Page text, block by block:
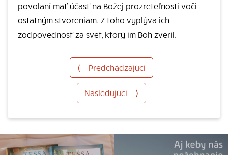
povolaní mať účasť na Božej prozreteľnosti voči
ostatným stvoreniam. Z toho vyplýva ich
zodpovednosť za svet, ktorý im Boh zveril.
⟨ Predchádzajúci
Nasledujúci ⟩